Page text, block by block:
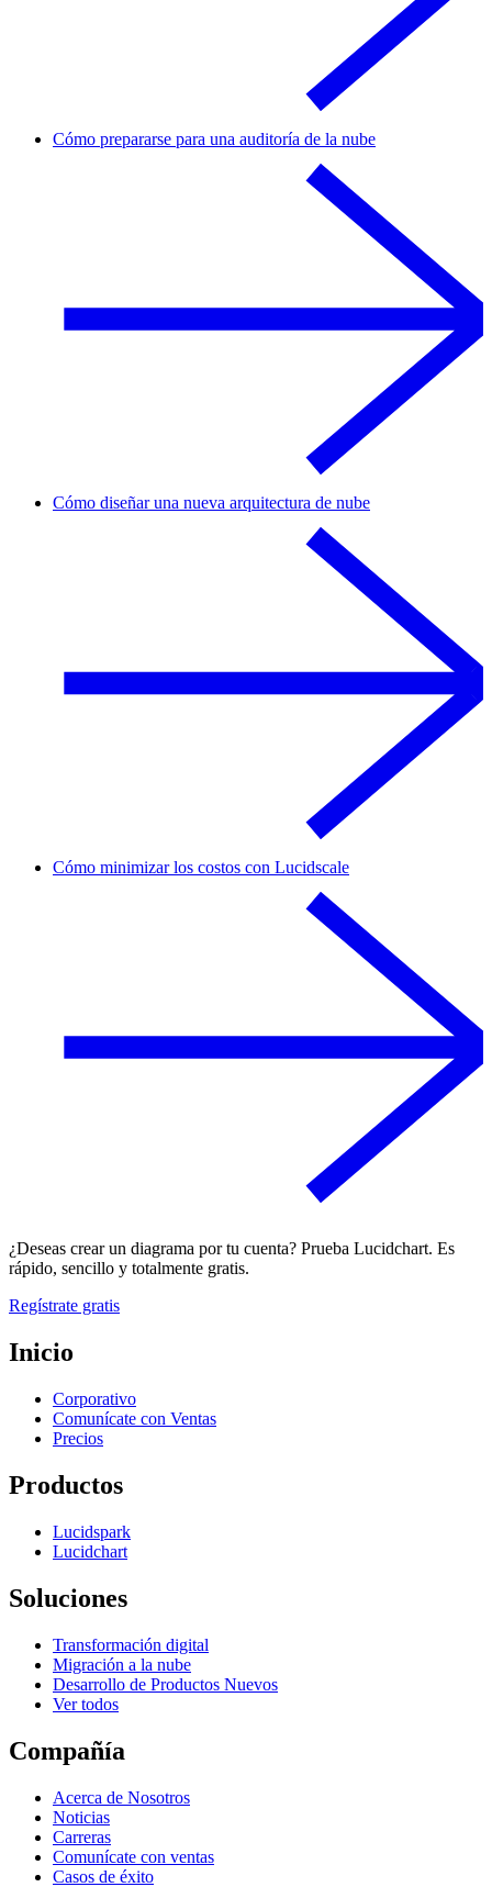
Cómo prepararse para una auditoría de la nube
Cómo diseñar una nueva arquitectura de nube
Cómo minimizar los costos con Lucidscale
¿Deseas crear un diagrama por tu cuenta? Prueba Lucidchart. Es
rápido, sencillo y totalmente gratis.
Regístrate gratis
Inicio
Corporativo
Comunícate con Ventas
Precios
Productos
Lucidspark
Lucidchart
Soluciones
Transformación digital
Migración a la nube
Desarrollo de Productos Nuevos
Ver todos
Compañía
Acerca de Nosotros
Noticias
Carreras
Comunícate con ventas
Casos de éxito